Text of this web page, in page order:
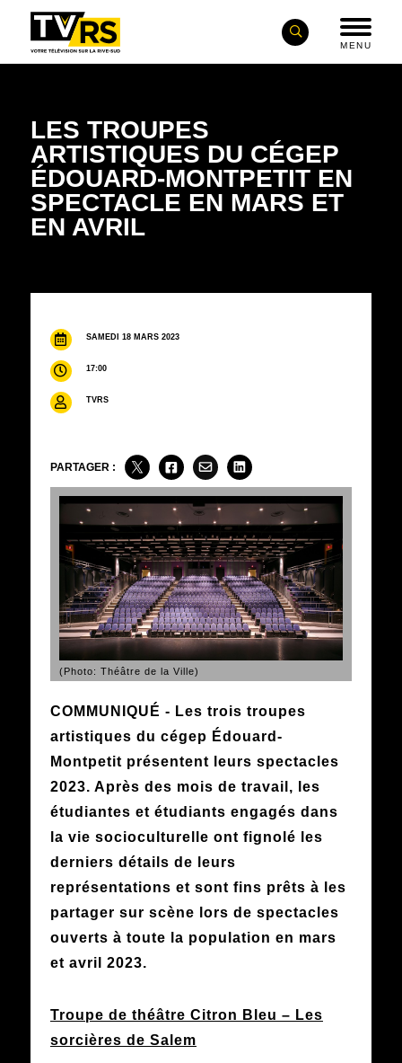
MENU
LES TROUPES
ARTISTIQUES DU CÉGEP
ÉDOUARD-MONTPETIT EN
SPECTACLE EN MARS ET
EN AVRIL
SAMEDI 18 MARS 2023
17:00
TVRS
PARTAGER :
(Photo: Théâtre de la Ville)
COMMUNIQUÉ - Les trois troupes
artistiques du cégep Édouard-
Montpetit présentent leurs spectacles
2023. Après des mois de travail, les
étudiantes et étudiants engagés dans
la vie socioculturelle ont fignolé les
derniers détails de leurs
représentations et sont fins prêts à les
partager sur scène lors de spectacles
ouverts à toute la population en mars
et avril 2023.
Troupe de théâtre Citron Bleu – Les
sorcières de Salem